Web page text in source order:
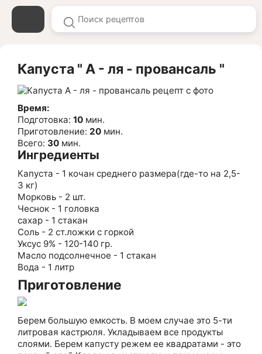
Капуста " А - ля - провансаль "
Время:
Подготовка: 10 мин.
Приготовление: 20 мин.
Всего: 30 мин.
Ингредиенты
Капуста - 1 кочан среднего размера(где-то на 2,5-
3 кг)
Морковь - 2 шт.
Чеснок - 1 головка
сахар - 1 стакан
Соль - 2 ст.ложки с горкой
Уксус 9% - 120-140 гр.
Масло подсолнечное - 1 стакан
Вода - 1 литр
Приготовление
Берем большую емкость. В моем случае это 5-ти
литровая кастрюля. Укладываем все продукты
слоями. Берем капусту режем ее квадратами - это